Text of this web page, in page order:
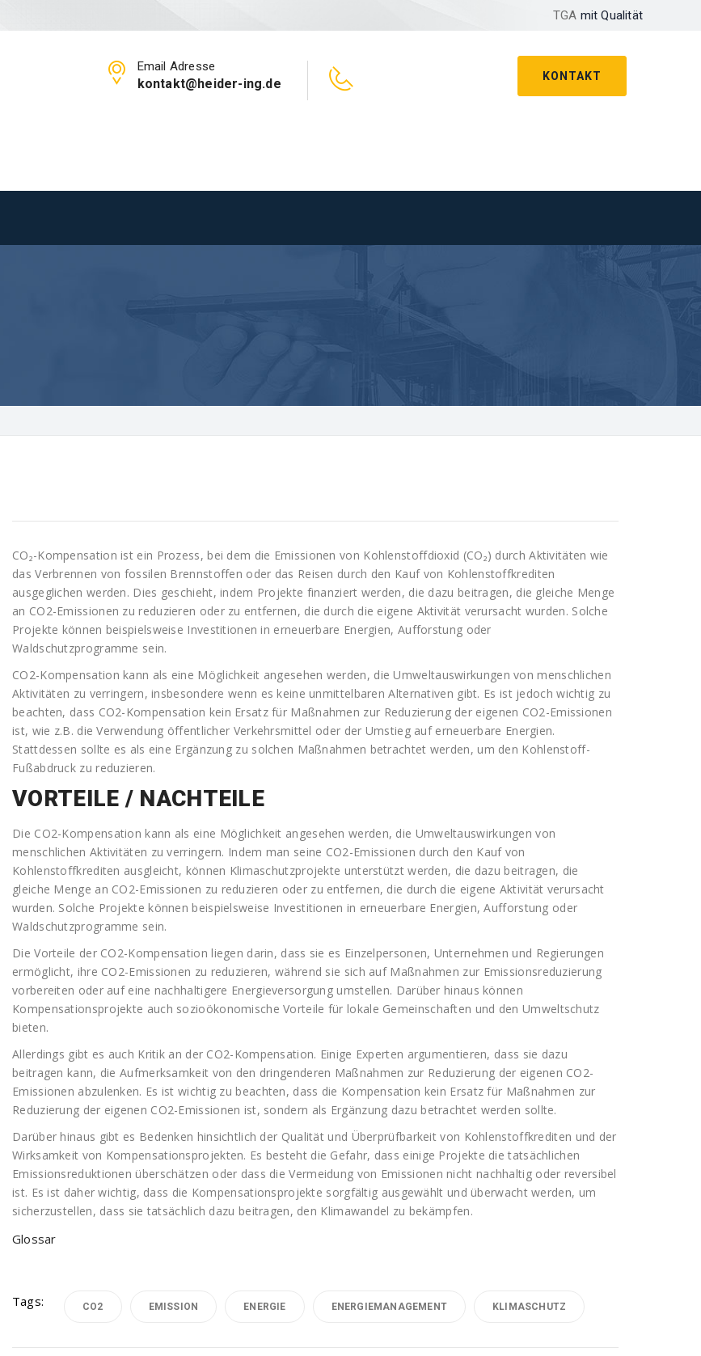
TGA mit Qualität
KONTAKT
Email Adresse
kontakt@heider-ing.de
CO₂-Kompensation ist ein Prozess, bei dem die Emissionen von Kohlenstoffdioxid (CO₂) durch Aktivitäten wie
das Verbrennen von fossilen Brennstoffen oder das Reisen durch den Kauf von Kohlenstoffkrediten
ausgeglichen werden. Dies geschieht, indem Projekte finanziert werden, die dazu beitragen, die gleiche Menge
an CO2-Emissionen zu reduzieren oder zu entfernen, die durch die eigene Aktivität verursacht wurden. Solche
Projekte können beispielsweise Investitionen in erneuerbare Energien, Aufforstung oder
Waldschutzprogramme sein.
CO2-Kompensation kann als eine Möglichkeit angesehen werden, die Umweltauswirkungen von menschlichen
Aktivitäten zu verringern, insbesondere wenn es keine unmittelbaren Alternativen gibt. Es ist jedoch wichtig zu
beachten, dass CO2-Kompensation kein Ersatz für Maßnahmen zur Reduzierung der eigenen CO2-Emissionen
ist, wie z.B. die Verwendung öffentlicher Verkehrsmittel oder der Umstieg auf erneuerbare Energien.
Stattdessen sollte es als eine Ergänzung zu solchen Maßnahmen betrachtet werden, um den Kohlenstoff-
Fußabdruck zu reduzieren.
VORTEILE / NACHTEILE
Die CO2-Kompensation kann als eine Möglichkeit angesehen werden, die Umweltauswirkungen von
menschlichen Aktivitäten zu verringern. Indem man seine CO2-Emissionen durch den Kauf von
Kohlenstoffkrediten ausgleicht, können Klimaschutzprojekte unterstützt werden, die dazu beitragen, die
gleiche Menge an CO2-Emissionen zu reduzieren oder zu entfernen, die durch die eigene Aktivität verursacht
wurden. Solche Projekte können beispielsweise Investitionen in erneuerbare Energien, Aufforstung oder
Waldschutzprogramme sein.
Die Vorteile der CO2-Kompensation liegen darin, dass sie es Einzelpersonen, Unternehmen und Regierungen
ermöglicht, ihre CO2-Emissionen zu reduzieren, während sie sich auf Maßnahmen zur Emissionsreduzierung
vorbereiten oder auf eine nachhaltigere Energieversorgung umstellen. Darüber hinaus können
Kompensationsprojekte auch sozioökonomische Vorteile für lokale Gemeinschaften und den Umweltschutz
bieten.
Allerdings gibt es auch Kritik an der CO2-Kompensation. Einige Experten argumentieren, dass sie dazu
beitragen kann, die Aufmerksamkeit von den dringenderen Maßnahmen zur Reduzierung der eigenen CO2-
Emissionen abzulenken. Es ist wichtig zu beachten, dass die Kompensation kein Ersatz für Maßnahmen zur
Reduzierung der eigenen CO2-Emissionen ist, sondern als Ergänzung dazu betrachtet werden sollte.
Darüber hinaus gibt es Bedenken hinsichtlich der Qualität und Überprüfbarkeit von Kohlenstoffkrediten und der
Wirksamkeit von Kompensationsprojekten. Es besteht die Gefahr, dass einige Projekte die tatsächlichen
Emissionsreduktionen überschätzen oder dass die Vermeidung von Emissionen nicht nachhaltig oder reversibel
ist. Es ist daher wichtig, dass die Kompensationsprojekte sorgfältig ausgewählt und überwacht werden, um
sicherzustellen, dass sie tatsächlich dazu beitragen, den Klimawandel zu bekämpfen.
Glossar
Tags: CO2 EMISSION ENERGIE ENERGIEMANAGEMENT KLIMASCHUTZ